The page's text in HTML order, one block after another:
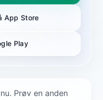
App Store
Play
Prøv en anden